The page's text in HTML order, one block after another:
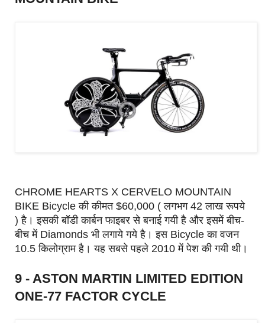
CHROME HEARTS X CERVELO MOUNTAIN
BIKE Bicycle की कीमत $60,000 ( लगभग 42 लाख रूपये
) है। इसकी बॉडी कार्बन फाइबर से बनाई गयी है और इसमें बीच-
बीच में Diamonds भी लगाये गये है। इस Bicycle का वजन
10.5 किलोग्राम है। यह सबसे पहले 2010 में पेश की गयी थी।
9 - ASTON MARTIN LIMITED EDITION
ONE-77 FACTOR CYCLE